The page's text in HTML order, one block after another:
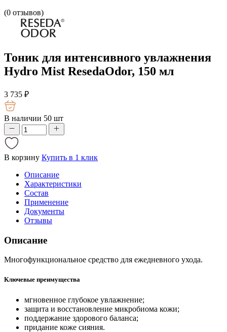
(0 отзывов)
Тоник для интенсивного увлажнения
Hydro Mist ResedaOdor, 150 мл
3 735 ₽
В наличии 50 шт
В корзину Купить в 1 клик
Описание
Характеристики
Состав
Применение
Документы
Отзывы
Описание
Многофункциональное средство для ежедневного ухода.
Ключевые преимущества
мгновенное глубокое увлажнение;
защита и восстановление микробиома кожи;
поддержание здорового баланса;
придание коже сияния.